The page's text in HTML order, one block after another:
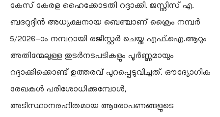
കേസ് കേരള ഹൈക്കോടതി റദ്ദാക്കി. ജസ്റ്റിസ് എ.
ബദറുദ്ദീൻ അധ്യക്ഷനായ ബെഞ്ചാണ് ക്രൈം നമ്പർ
5/2026-ാം നമ്പറായി രജിസ്റ്റർ ചെയ്ത എഫ്.ഐ.ആറും
അതിന്മേലുള്ള തുടർനടപടികളും പൂർണ്ണമായും
റദ്ദാക്കിക്കൊണ്ട് ഉത്തരവ് പുറപ്പെടുവിച്ചത്. ഔദ്യോഗിക
രേഖകൾ പരിശോധിക്കുമ്പോൾ,
അടിസ്ഥാനരഹിതമായ ആരോപണങ്ങളുടെ